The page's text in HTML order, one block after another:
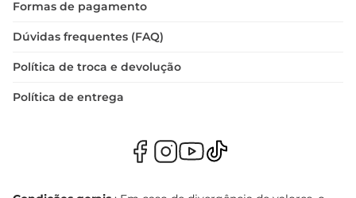
Formas de pagamento
Dúvidas frequentes (FAQ)
Política de troca e devolução
Política de entrega